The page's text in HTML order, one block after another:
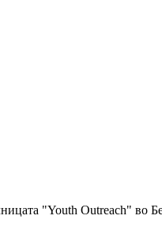
"Youth Outreach" во